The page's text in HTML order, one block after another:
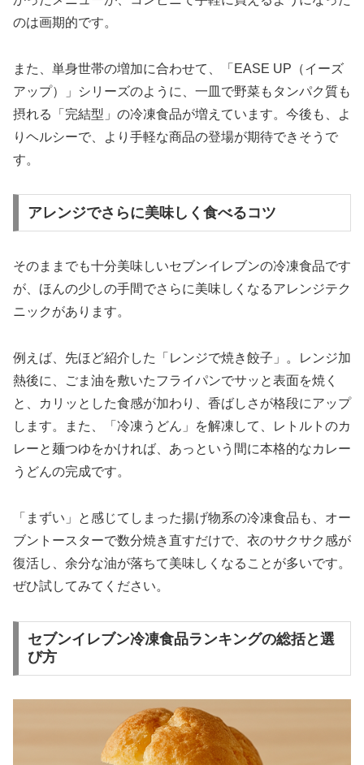
のは画期的です。
また、単身世帯の増加に合わせて、「EASE UP（イーズ
アップ）」シリーズのように、一皿で野菜もタンパク質も
摂れる「完結型」の冷凍食品が増えています。今後も、よ
りヘルシーで、より手軽な商品の登場が期待できそうで
す。
アレンジでさらに美味しく食べるコツ
そのままでも十分美味しいセブンイレブンの冷凍食品です
が、ほんの少しの手間でさらに美味しくなるアレンジテク
ニックがあります。
例えば、先ほど紹介した「レンジで焼き餃子」。レンジ加
熱後に、ごま油を敷いたフライパンでサッと表面を焼く
と、カリッとした食感が加わり、香ばしさが格段にアップ
します。また、「冷凍うどん」を解凍して、レトルトのカ
レーと麺つゆをかければ、あっという間に本格的なカレー
うどんの完成です。
「まずい」と感じてしまった揚げ物系の冷凍食品も、オー
ブントースターで数分焼き直すだけで、衣のサクサク感が
復活し、余分な油が落ちて美味しくなることが多いです。
ぜひ試してみてください。
セブンイレブン冷凍食品ランキングの総括と選
び方